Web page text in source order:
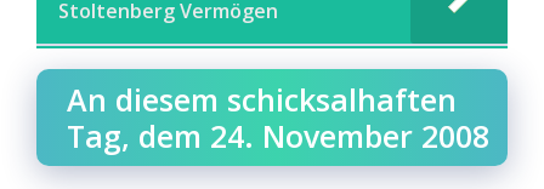
Stoltenberg Vermögen
An diesem schicksalhaften
Tag, dem 24. November 2008